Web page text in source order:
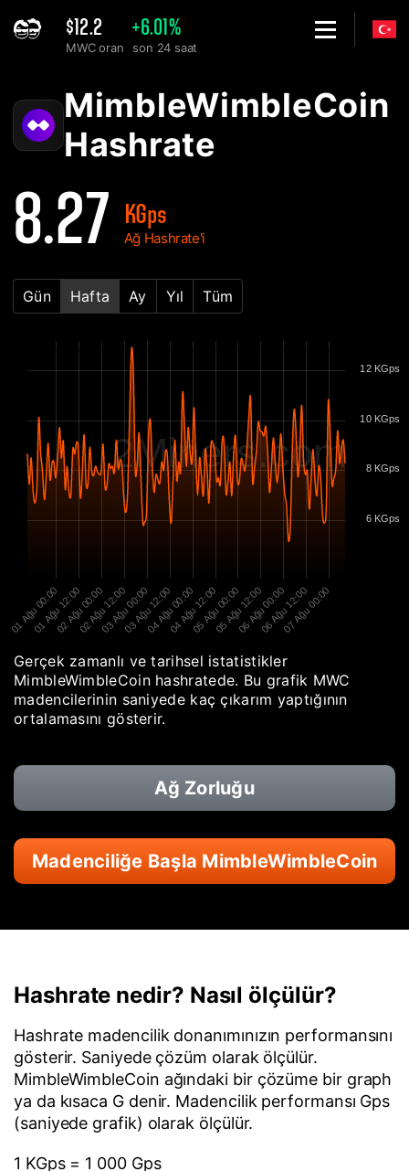
$12.2
MWC oran
+6.01%
son 24 saat
MimbleWimbleCoin
Hashrate
8.27 KGps
Ağ Hashrate'i
Gün Hafta Ay Yıl Tüm
2Miners.com
01 Ağu 00:00
01 Ağu 12:00
02 Ağu 00:00
02 Ağu 12:00
03 Ağu 00:00
03 Ağu 12:00
04 Ağu 00:00
04 Ağu 12:00
05 Ağu 00:00
05 Ağu 12:00
06 Ağu 00:00
06 Ağu 12:00
07 Ağu 00:00
6 KGps
8 KGps
10 KGps
12 KGps
Gerçek zamanlı ve tarihsel istatistikler
MimbleWimbleCoin hashratede. Bu grafik MWC
madencilerinin saniyede kaç çıkarım yaptığının
ortalamasını gösterir.
Ağ Zorluğu
Madenciliğe Başla MimbleWimbleCoin
Hashrate nedir? Nasıl ölçülür?
Hashrate madencilik donanımınızın performansını
gösterir. Saniyede çözüm olarak ölçülür.
MimbleWimbleCoin ağındaki bir çözüme bir graph
ya da kısaca G denir. Madencilik performansı Gps
(saniyede grafik) olarak ölçülür.
1 KGps = 1 000 Gps